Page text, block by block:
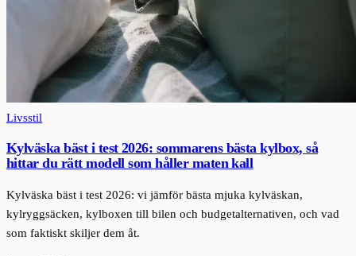
Livsstil
Kylväska bäst i test 2026: sommarens bästa kylbox, så
hittar du rätt modell som håller maten kall
Kylväska bäst i test 2026: vi jämför bästa mjuka kylväskan,
kylryggsäcken, kylboxen till bilen och budgetalternativen, och vad
som faktiskt skiljer dem åt.